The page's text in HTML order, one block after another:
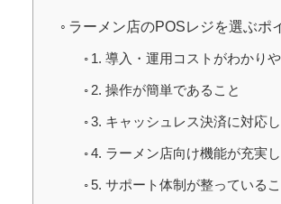
ラーメン店のPOSレジを選ぶポ
1. 導入・運用コストがわかり
2. 操作が簡単であること
3. キャッシュレス決済に対応
4. ラーメン店向け機能が充実
5. サポート体制が整っている